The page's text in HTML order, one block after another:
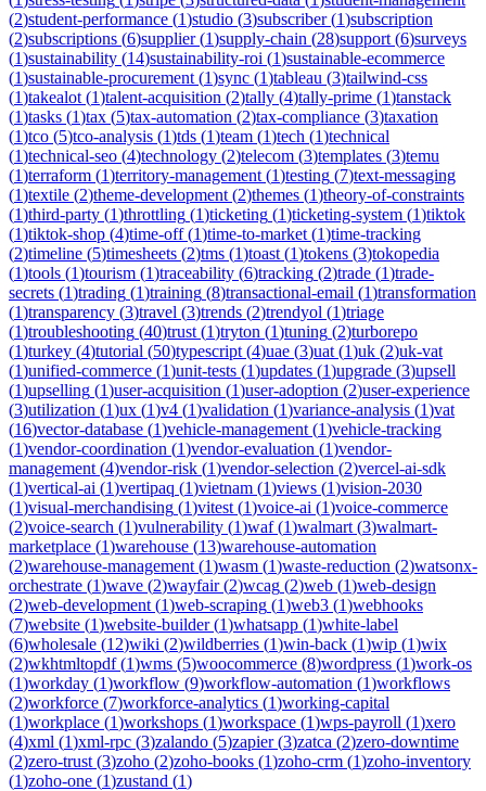
(2)student-performance (1)studio (3)subscriber(1)subscription
(2)subscriptions (6)supplier(1)supply-chain (28)support (6)surveys
(1)sustainability (14)sustainability-roi (1)sustainable-ecommerce
(1)sustainable-procurement (1)sync (1)tableau (3)tailwind-css
(1)takealot (1)talent-acquisition (2)tally (4)tally-prime (1)tanstack
(1)tasks (1)tax (5)tax-automation (2)tax-compliance (3)taxation
(1)tco (5)tco-analysis (1)tds (1)team (1)tech (1)technical
(1)technical-seo (4)technology (2)telecom (3)templates (3)temu
(1)terraform (1)territory-management (1)testing (7)text-messaging
(1)textile (2)theme-development (2)themes (1)theory-of-constraints
(1)third-party (1)throttling (1)ticketing (1)ticketing-system (1)tiktok
(1)tiktok-shop (4)time-off(1)time-to-market (1)time-tracking
(2)timeline (5)timesheets (2)tms (1)toast (1)tokens (3)tokopedia
(1)tools (1)tourism (1)traceability (6)tracking (2)trade (1)trade-
secrets (1)trading (1)training (8)transactional-email (1)transformation
(1)transparency (3)travel (3)trends (2)trendyol (1)triage
(1)troubleshooting (40)trust (1)tryton (1)tuning (2)turborepo
(1)turkey (4)tutorial (50)typescript (4)uae (3)uat (1)uk (2)uk-vat
(1)unified-commerce (1)unit-tests (1)updates (1)upgrade (3)upsell
(1)upselling (1)user-acquisition (1)user-adoption (2)user-experience
(3)utilization (1)ux (1)v4 (1)validation (1)variance-analysis (1)vat
(16)vector-database (1)vehicle-management (1)vehicle-tracking
(1)vendor-coordination (1)vendor-evaluation (1)vendor-
management (4)vendor-risk (1)vendor-selection (2)vercel-ai-sdk
(1)vertical-ai (1)vertipaq (1)vietnam (1)views (1)vision-2030
(1)visual-merchandising (1)vitest (1)voice-ai (1)voice-commerce
(2)voice-search (1)vulnerability (1)waf(1)walmart (3)walmart-
marketplace (1)warehouse (13)warehouse-automation
(2)warehouse-management (1)wasm (1)waste-reduction (2)watsonx-
orchestrate (1)wave (2)wayfair(2)wcag (2)web (1)web-design
(2)web-development (1)web-scraping (1)web3 (1)webhooks
(7)website (1)website-builder(1)whatsapp (1)white-label
(6)wholesale (12)wiki (2)wildberries (1)win-back (1)wip (1)wix
(2)wkhtmltopdf(1)wms (5)woocommerce (8)wordpress (1)work-os
(1)workday (1)workflow (9)workflow-automation (1)workflows
(2)workforce (7)workforce-analytics (1)working-capital
(1)workplace (1)workshops (1)workspace (1)wps-payroll (1)xero
(4)xml (1)xml-rpc (3)zalando (5)zapier(3)zatca (2)zero-downtime
(2)zero-trust (3)zoho (2)zoho-books (1)zoho-crm (1)zoho-inventory
(1)zoho-one (1)zustand (1)